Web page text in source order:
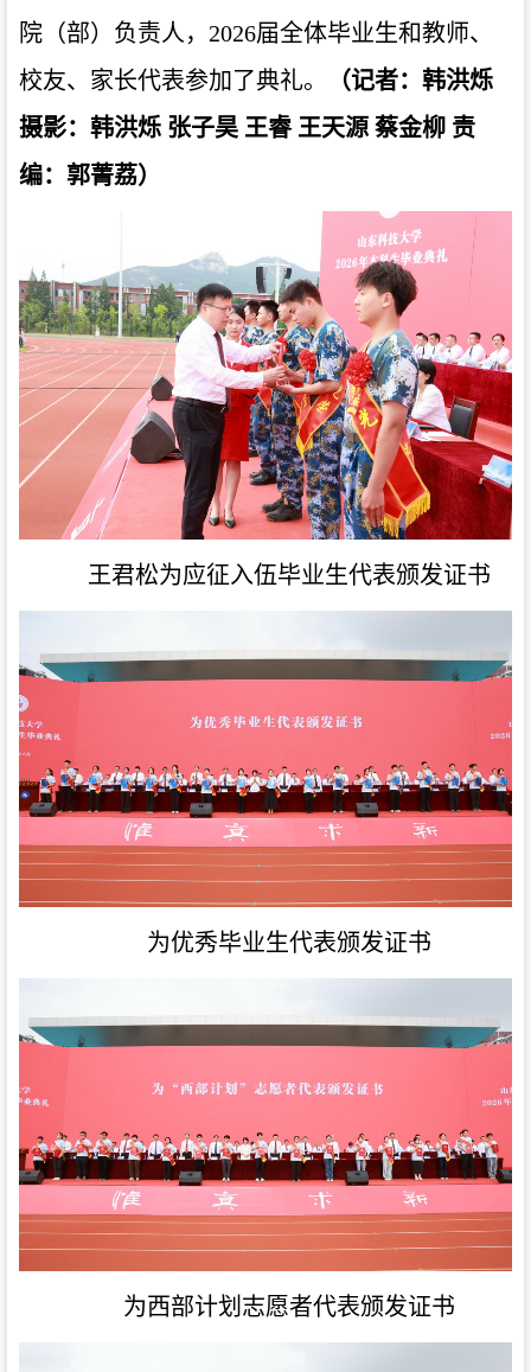
院（部）负责人，2026届全体毕业生和教师、
校友、家长代表参加了典礼。
（记者：韩洪烁
摄影：韩洪烁 张子昊 王睿 王天源 蔡金柳 责
编：郭菁荔）
王君松为应征入伍毕业生代表颁发证书
为优秀毕业生代表颁发证书
为西部计划志愿者代表颁发证书